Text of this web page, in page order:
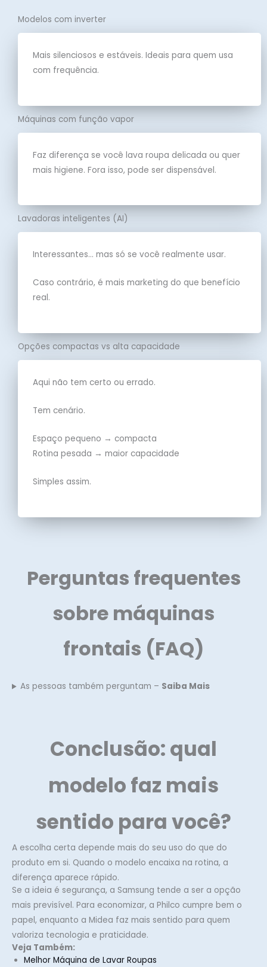
Modelos com inverter
Mais silenciosos e estáveis. Ideais para quem usa
com frequência.
Máquinas com função vapor
Faz diferença se você lava roupa delicada ou quer
mais higiene. Fora isso, pode ser dispensável.
Lavadoras inteligentes (AI)
Interessantes… mas só se você realmente usar.
Caso contrário, é mais marketing do que benefício
real.
Opções compactas vs alta capacidade
Aqui não tem certo ou errado.
Tem cenário.
Espaço pequeno → compacta
Rotina pesada → maior capacidade
Simples assim.
Perguntas frequentes
sobre máquinas
frontais (FAQ)
As pessoas também perguntam – Saiba Mais
Conclusão: qual
modelo faz mais
sentido para você?
A escolha certa depende mais do seu uso do que do
produto em si. Quando o modelo encaixa na rotina, a
diferença aparece rápido.
Se a ideia é segurança, a Samsung tende a ser a opção
mais previsível. Para economizar, a Philco cumpre bem o
papel, enquanto a Midea faz mais sentido para quem
valoriza tecnologia e praticidade.
Veja Também:
Melhor Máquina de Lavar Roupas